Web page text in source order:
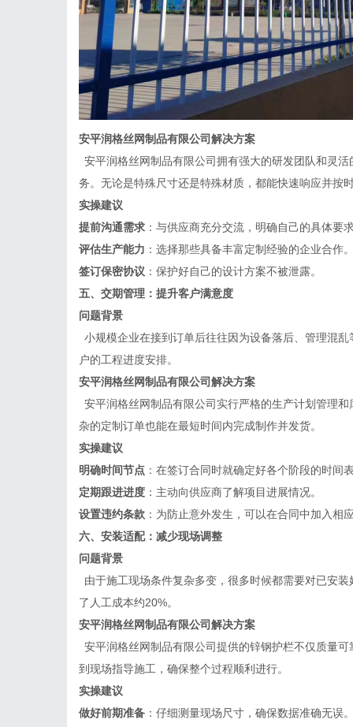
安平润格丝网制品有限公司解决方案
安平润格丝网制品有限公司拥有强大的研发团队和灵
务。无论是特殊尺寸还是特殊材质，都能快速响应并按
实操建议
提前沟通需求 ：与供应商充分交流，明确自己的具体要
评估生产能力 ：选择那些具备丰富定制经验的企业合作
签订保密协议 ：保护好自己的设计方案不被泄露。
五、交期管理：提升客户满意度
问题背景
小规模企业在接到订单后往往因为设备落后、管理混
户的工程进度安排。
安平润格丝网制品有限公司解决方案
安平润格丝网制品有限公司实行严格的生产计划管理
杂的定制订单也能在最短时间内完成制作并发货。
实操建议
明确时间节点 ：在签订合同时就确定好各个阶段的时间
定期跟进进度 ：主动向供应商了解项目进展情况。
设置违约条款 ：为防止意外发生，可以在合同中加入相
六、安装适配：减少现场调整
问题背景
由于施工现场条件复杂多变，很多时候都需要对已安
了人工成本约20%。
安平润格丝网制品有限公司解决方案
安平润格丝网制品有限公司提供的锌钢护栏不仅质量
到现场指导施工，确保整个过程顺利进行。
实操建议
做好前期准备 ：仔细测量现场尺寸，确保数据准确无误